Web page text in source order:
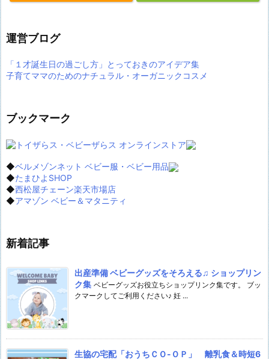
運営ブログ
「１才誕生日の過ごし方」とっておきのアイデア集
子育てママのためのナチュラル・オーガニックコスメ
ブックマーク
◆ベルメゾンネット ベビー服・ベビー用品
◆たまひよSHOP
◆西松屋チェーン楽天市場店
◆アマゾン ベビー＆マタニティ
新着記事
出産準備 ベビーグッズをそろえる♫ ショップリン
ク集 ベビーグッズお役立ちショップリンク集です。 ブッ
クマークしてご利用ください♪ 妊 ...
生協の宅配「おうちＣＯ-ＯＰ」 離乳食＆時短6